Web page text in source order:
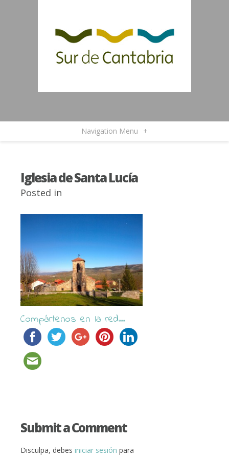
Navigation Menu +
Iglesia de Santa Lucía
Posted in
Compártenos en la red...
Submit a Comment
Disculpa, debes iniciar sesión para